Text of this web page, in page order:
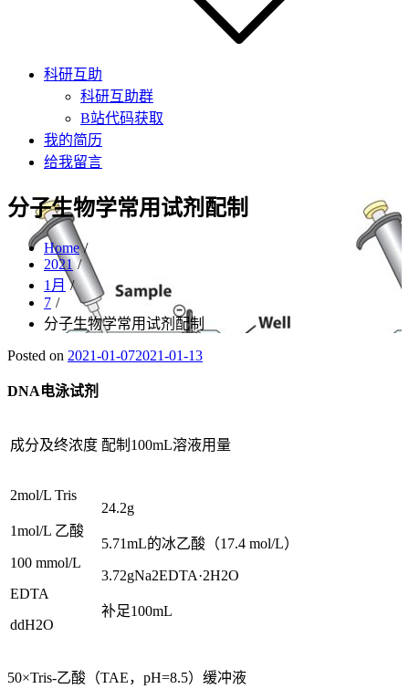
科研互助
科研互助群
B站代码获取
我的简历
给我留言
分子生物学常用试剂配制
Home
2021
1月
7
分子生物学常用试剂配制
Posted on 2021-01-072021-01-13
DNA电泳试剂
成分及终浓度 配制100mL溶液用量
2mol/L Tris
1mol/L 乙酸
100 mmol/L
EDTA
ddH2O
24.2g
5.71mL的冰乙酸（17.4 mol/L）
3.72gNa2EDTA·2H2O
补足100mL
50×Tris-乙酸（TAE，pH=8.5）缓冲液